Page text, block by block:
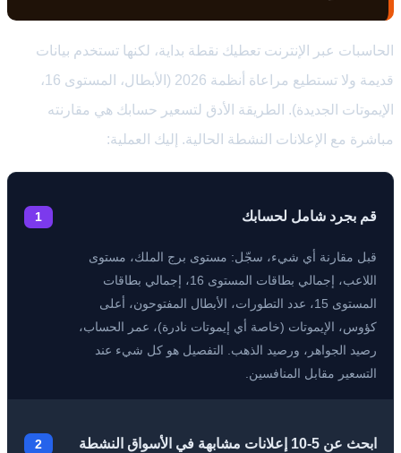
الحاسبات عبر الإنترنت تعطيك نقطة بداية، لكنها تستخدم بيانات
قديمة ولا تستطيع مراعاة أنظمة 2026 (الأبطال، المستوى 16،
الإيموتات الجديدة). الطريقة الأدق لتسعير حسابك هي مقارنته
مباشرة مع الإعلانات النشطة الحالية. إليك العملية:
قم بجرد شامل لحسابك
قبل مقارنة أي شيء، سجّل: مستوى برج الملك، مستوى
اللاعب، إجمالي بطاقات المستوى 16، إجمالي بطاقات
المستوى 15، عدد التطورات، الأبطال المفتوحون، أعلى
كؤوس، الإيموتات (خاصة أي إيموتات نادرة)، عمر الحساب،
رصيد الجواهر، ورصيد الذهب. التفصيل هو كل شيء عند
التسعير مقابل المنافسين.
1
ابحث عن 5-10 إعلانات مشابهة في الأسواق النشطة 2